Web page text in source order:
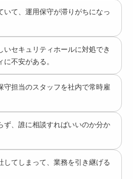
いて、運用保守が滞りがちになっ
いセキュリティホールに対処でき
不安がある。
守担当のスタッフを社内で常時雇
ず、誰に相談すればいいのか分か
してしまって、業務を引き継げる